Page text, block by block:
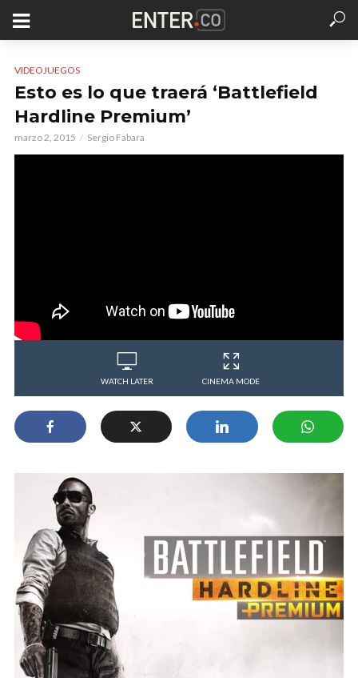
VIDEOJUEGOS
Esto es lo que traerá ‘Battlefield
Hardline Premium’
marzo 2, 2015 Sergio Fabara
WATCH LATER CINEMA MODE